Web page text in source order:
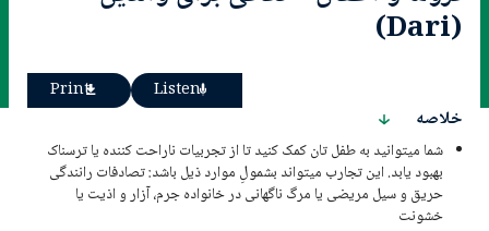
(Dari)
Listen
Print
خلاصه
شما میتوانید به طفل تان کمک کنید تا از تجربیات ناراحت کننده یا ترسناک
بهبود یابد. این تجارب میتواند بشمولِ موارد ذیل باشد: تصادفات رانندگی
حریق و سیل مریضی یا مرگ ناگهانی در خانواده جرم، آزار و اذیت یا
خشونت